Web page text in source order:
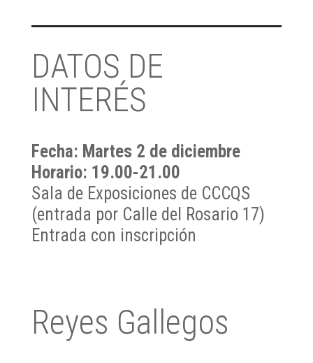
DATOS DE
INTERÉS
Fecha: Martes 2 de diciembre
Horario: 19.00-21.00
Sala de Exposiciones de CCCQS
(entrada por Calle del Rosario 17)
Entrada con inscripción
Reyes Gallegos